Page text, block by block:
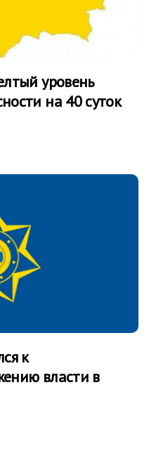
уровень
на 40 суток
к
власти в